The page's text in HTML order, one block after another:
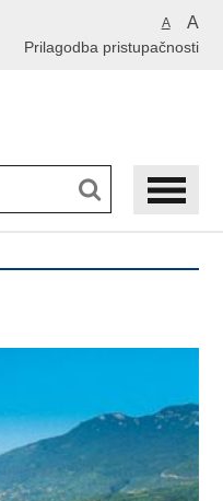
A A
Prilagodba pristupačnosti